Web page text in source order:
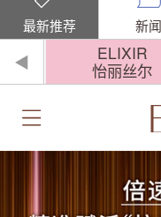
最新推荐 新闻
◀
ELIXIR
怡丽丝尔